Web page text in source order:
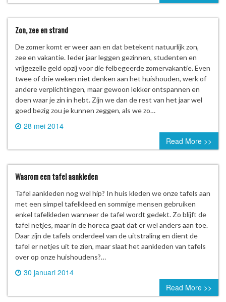
Zon, zee en strand
De zomer komt er weer aan en dat betekent natuurlijk zon,
zee en vakantie. Ieder jaar leggen gezinnen, studenten en
vrijgezelle geld opzij voor die felbegeerde zomervakantie. Even
twee of drie weken niet denken aan het huishouden, werk of
andere verplichtingen, maar gewoon lekker ontspannen en
doen waar je zin in hebt. Zijn we dan de rest van het jaar wel
goed bezig zou je kunnen zeggen, als we zo…
28 mei 2014
0 comment
Read More >>
Waarom een tafel aankleden
Tafel aankleden nog wel hip? In huis kleden we onze tafels aan
met een simpel tafelkleed en sommige mensen gebruiken
enkel tafelkleden wanneer de tafel wordt gedekt. Zo blijft de
tafel netjes, maar in de horeca gaat dat er wel anders aan toe.
Daar zijn de tafels onderdeel van de uitstraling en dient de
tafel er netjes uit te zien, maar slaat het aankleden van tafels
over op onze huishoudens?…
30 januari 2014
0 comment
Read More >>